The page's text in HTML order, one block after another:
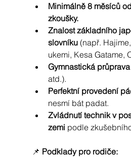
Minimálně 8 měsíců
zkoušky.
Znalost základního
slovníku (např.
ukemi, Kesa Gatame,
Gymnastická průprava
atd.).
Perfektní provedení
nesmí bát padat.
Zvládnutí technik v
zemi podle
📌 Podklady pro rodiče: